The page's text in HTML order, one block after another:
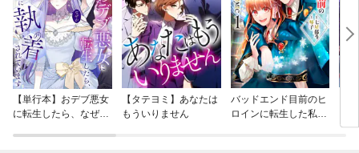
【単行本】おデブ悪女
に転生したら、なぜか
【タテヨミ】あなたは
もういりません
バッドエンド目前のヒ
ロインに転生した私、